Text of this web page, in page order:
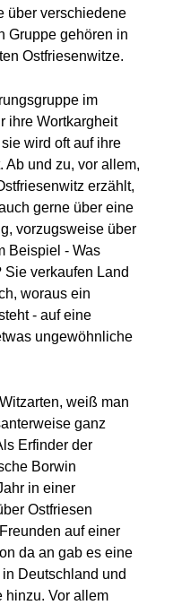
über verschiedene
Gruppe gehören in
Ostfriesenwitze.
im
ihre Wortkargheit
wird oft auf ihre
und zu, vor allem,
erzählt,
gerne über eine
vorzugsweise über
Beispiel - Was
verkaufen Land
woraus ein
- auf eine
ungewöhnliche
weiß man
ganz
Erfinder der
Borwin
in einer
Ostfriesen
auf einer
da an gab es eine
Deutschland und
hinzu. Vor allem